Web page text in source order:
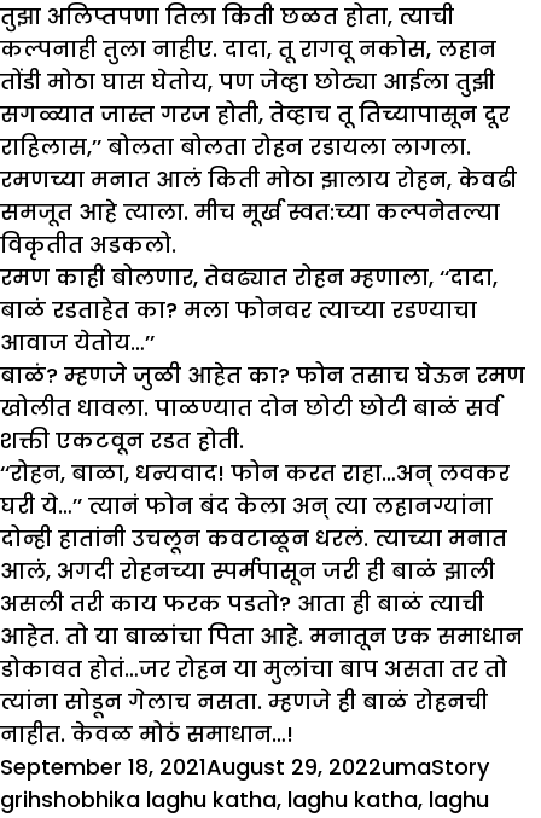
तुझा अलिप्तपणा तिला किती छळत होता, त्याची
कल्पनाही तुला नाहीए. दादा, तू रागवू नकोस, लहान
तोंडी मोठा घास घेतोय, पण जेव्हा छोट्या आईला तुझी
सगळ्यात जास्त गरज होती, तेव्हाच तू तिच्यापासून दूर
राहिलास,’’ बोलता बोलता रोहन रडायला लागला.
रमणच्या मनात आलं किती मोठा झालाय रोहन, केवढी
समजूत आहे त्याला. मीच मूर्ख स्वत:च्या कल्पनेतल्या
विकृतीत अडकलो.
रमण काही बोलणार, तेवढ्यात रोहन म्हणाला, ‘‘दादा,
बाळं रडताहेत का? मला फोनवर त्याच्या रडण्याचा
आवाज येतोय…’’
बाळं? म्हणजे जुळी आहेत का? फोन तसाच घेऊन रमण
खोलीत धावला. पाळण्यात दोन छोटी छोटी बाळं सर्व
शक्ती एकटवून रडत होती.
‘‘रोहन, बाळा, धन्यवाद! फोन करत राहा…अन् लवकर
घरी ये…’’ त्यानं फोन बंद केला अन् त्या लहानग्यांना
दोन्ही हातांनी उचलून कवटाळून धरलं. त्याच्या मनात
आलं, अगदी रोहनच्या स्पर्मपासून जरी ही बाळं झाली
असली तरी काय फरक पडतो? आता ही बाळं त्याची
आहेत. तो या बाळांचा पिता आहे. मनातून एक समाधान
डोकावत होतं…जर रोहन या मुलांचा बाप असता तर तो
त्यांना सोडून गेलाच नसता. म्हणजे ही बाळं रोहनची
नाहीत. केवळ मोठं समाधान…!
Posted
on
September 18, 2021August 29, 2022Author
umaStoryTags
grihshobhika laghu katha, laghu katha, laghu